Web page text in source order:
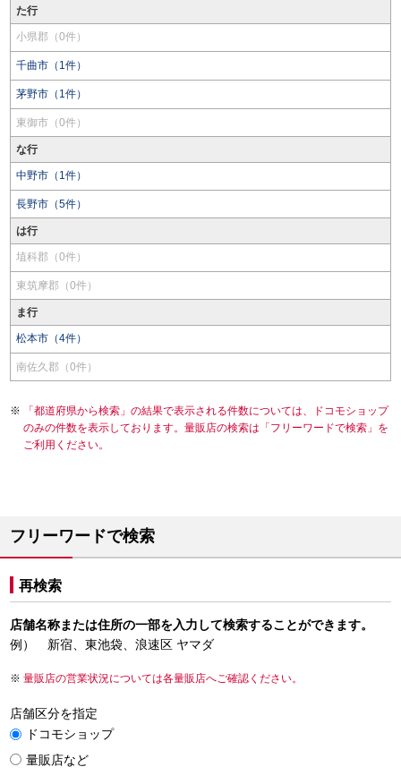
た行
小県郡（0件）
千曲市（1件）
茅野市（1件）
東御市（0件）
な行
中野市（1件）
長野市（5件）
は行
埴科郡（0件）
東筑摩郡（0件）
ま行
松本市（4件）
南佐久郡（0件）
「都道府県から検索」の結果で表示される件数については、ドコモショップ
のみの件数を表示しております。量販店の検索は「フリーワードで検索」を
ご利用ください。
フリーワードで検索
再検索
店舗名称または住所の一部を入力して検索することができます。
例） 新宿、東池袋、浪速区 ヤマダ
量販店の営業状況については各量販店へご確認ください。
店舗区分を指定
ドコモショップ
量販店など